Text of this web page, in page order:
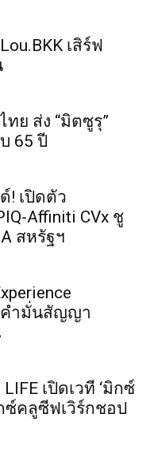
เสิร์ฟ
ย ส่ง “มิตซูรุ”
65 ปี
! เปิดตัว
Affiniti CVx ชู
สหรัฐฯ
คำมั่นสัญญา
เปิดเวที ‘มิกซ์
ซ์คลูซีฟเวิร์กชอป